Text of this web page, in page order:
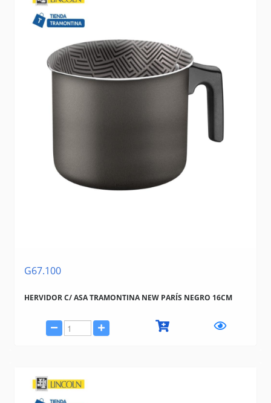
G67.100
HERVIDOR C/ ASA TRAMONTINA NEW PARÍS NEGRO 16CM